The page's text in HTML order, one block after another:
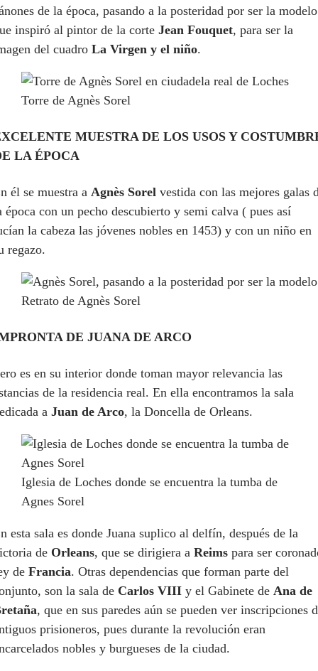
de la época, pasando a la posteridad por ser la modelo
inspiró al pintor de la corte Jean Fouquet, para ser la
del cuadro La Virgen y el niño.
Torre de Agnès Sorel
MUESTRA DE LOS USOS Y
LA ÉPOCA
él se muestra a Agnès Sorel vestida con las mejores galas
época con un pecho descubierto y semi calva ( pues así
la cabeza las jóvenes nobles en 1453) y con un niño en
regazo.
Retrato de Agnès Sorel
DE JUANA DE ARCO
es en su interior donde toman mayor relevancia las
de la residencia real. En ella encontramos la sala
a Juan de Arco, la Doncella de Orleans.
Iglesia de Loches donde se encuentra la tumba de
Agnes Sorel
esta sala es donde Juana suplico al delfín, después de la
de Orleans, que se dirigiera a Reims para ser
de Francia. Otras dependencias que forman parte del
son la sala de Carlos VIII y el Gabinete de Ana de
, que en sus paredes aún se pueden ver inscripciones
prisioneros, pues durante la revolución eran
nobles y burgueses de la ciudad.